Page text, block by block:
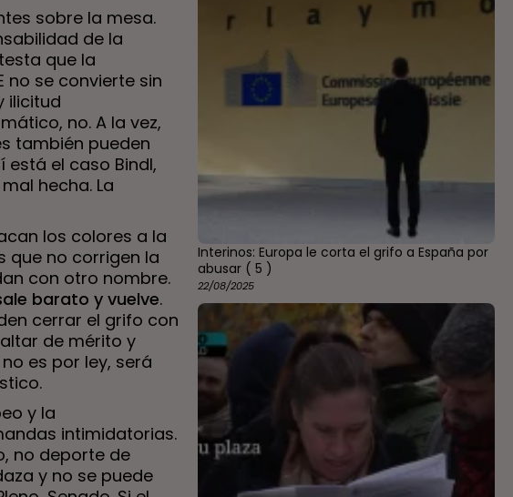
Interinos: Europa le corta el grifo a España por
abusar ( 5 )
22/08/2025
sobre la mesa.
de la
que la
no se convierte sin
ilicitud
no. A la vez,
también pueden
el caso Bindl,
hecha. La
los colores a la
que no corrigen la
con otro nombre.
barato y vuelve.
cerrar el grifo con
de mérito y
es por ley, será
y la
intimidatorias.
no deporte de
y no se puede